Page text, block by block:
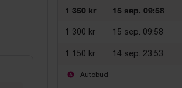
1 350 kr 15 sep. 09:58
1 300 kr 15 sep. 09:58
1 150 kr 14 sep. 23:53
= Autobud